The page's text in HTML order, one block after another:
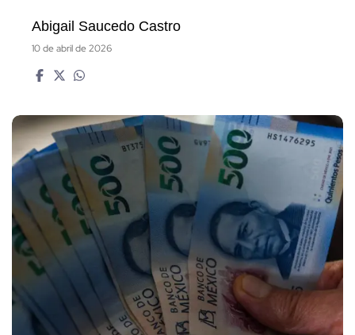
Abigail Saucedo Castro
10 de abril de 2026